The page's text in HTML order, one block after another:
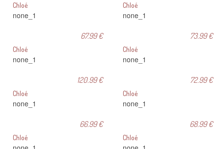
Chloé
none_1
67.99 €
Chloé
none_1
73.99 €
Chloé
none_1
120.99 €
Chloé
none_1
72.99 €
Chloé
none_1
66.99 €
Chloé
none_1
68.99 €
Chloé Chloé